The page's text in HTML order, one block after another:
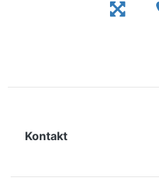
Kontakt